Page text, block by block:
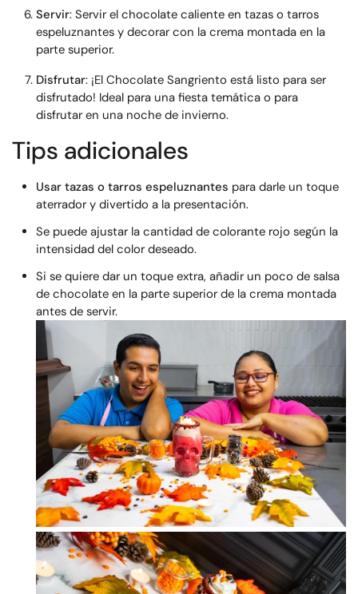
Servir: Servir el chocolate caliente en tazas o tarros
espeluznantes y decorar con la crema montada en la
parte superior.
Disfrutar: ¡El Chocolate Sangriento está listo para ser
disfrutado! Ideal para una fiesta temática o para
disfrutar en una noche de invierno.
Tips adicionales
Usar tazas o tarros espeluznantes para darle un toque
aterrador y divertido a la presentación.
Se puede ajustar la cantidad de colorante rojo según la
intensidad del color deseado.
Si se quiere dar un toque extra, añadir un poco de salsa
de chocolate en la parte superior de la crema montada
antes de servir.